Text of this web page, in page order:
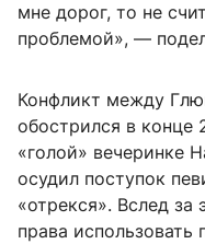
мне дорог, то не
проблемой», —
Конфликт между
обострился в конце
«голой» вечеринке
осудил поступок
«отрекся». Вслед за
права